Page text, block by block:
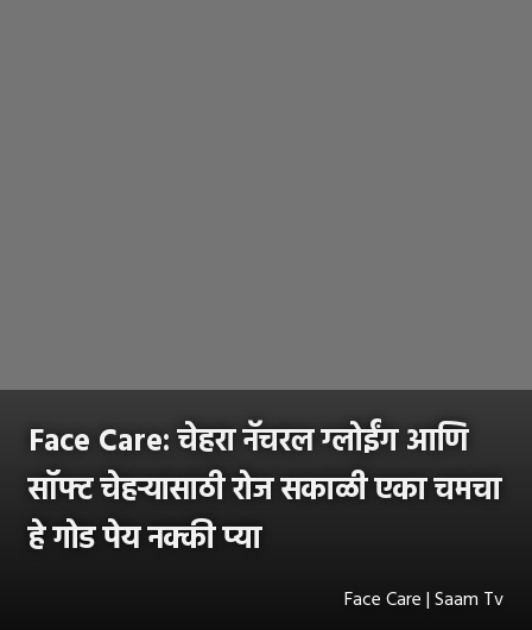
Face Care: चेहरा नॅचरल ग्लोईंग आणि
सॉफ्ट चेहऱ्यासाठी रोज सकाळी एका चमचा
हे गोड पेय नक्की प्या
Face Care | Saam Tv